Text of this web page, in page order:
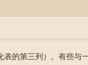
的第三列）。有些与